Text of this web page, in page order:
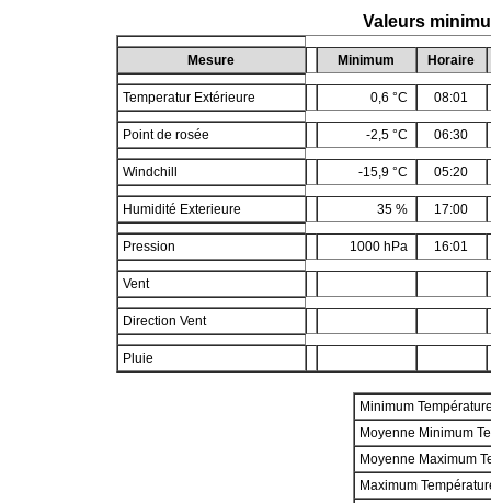
Valeurs
Mesure Minimum Horaire
Temperatur Extérieure 0,6 °C 08:01
Point de rosée -2,5 °C 06:30
Windchill -15,9 °C 05:20
Humidité Exterieure 35 % 17:00
Pression 1000 hPa 16:01
Vent
Direction Vent
Pluie
Minimum
Moyenne Minimum
Moyenne Maximum
Maximum